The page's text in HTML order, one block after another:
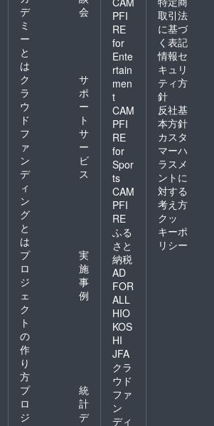
デ
ミ
ー
と
は
会
ク
ラ
ウ
ド
フ
ァ
ン
デ
ィ
ン
グ
と
は
サ
ポ
ー
ト
サ
ー
ビ
ス
プ
ロ
ジ
ェ
ク
ト
の
作
り
方
実
施
事
例
プ
ロ
ジ
統
計
デ
PFI
RE
for
Ente
rtain
men
t
CAM
PFI
RE
for
Spor
ts
CAM
PFI
RE
ふる
さと
納税
AD
FOR
ALL
HIO
KOS
HI
JFA
クラ
ウド
ファ
ン
ディ
取引法
に基づ
く表記
情報セ
キュリ
ティ方
針
反社基
本方針
カスタ
マーハ
ラスメ
ントに
対する
考え方
クッ
キーポ
リシー